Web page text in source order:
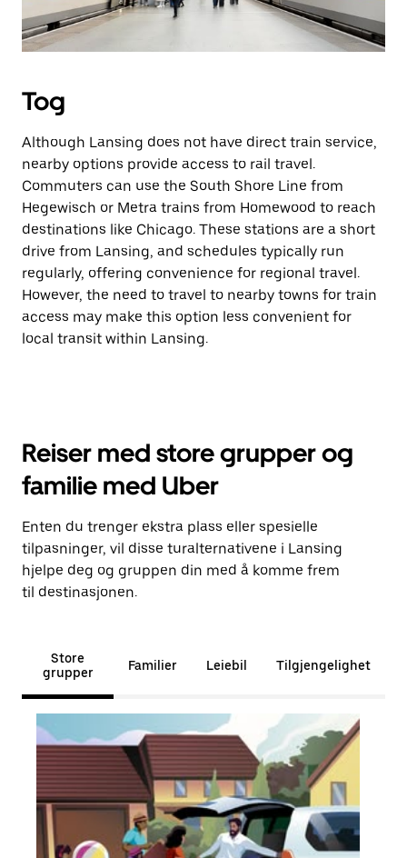
Tog
Although Lansing does not have direct train service,
nearby options provide access to rail travel.
Commuters can use the South Shore Line from
Hegewisch or Metra trains from Homewood to reach
destinations like Chicago. These stations are a short
drive from Lansing, and schedules typically run
regularly, offering convenience for regional travel.
However, the need to travel to nearby towns for train
access may make this option less convenient for
local transit within Lansing.
Reiser med store grupper og
familie med Uber
Enten du trenger ekstra plass eller spesielle
tilpasninger, vil disse turalternativene i Lansing
hjelpe deg og gruppen din med å komme frem
til destinasjonen.
Store
grupper
Familier Leiebil Tilgjengelighet